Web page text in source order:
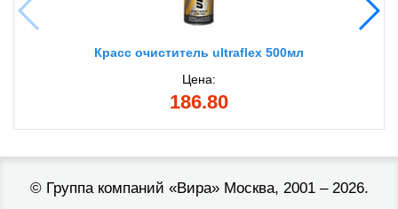
Красс очиститель ultraflex 500мл
Цена:
186.80
© Группа компаний «Вира»Москва, 2001 – 2026.